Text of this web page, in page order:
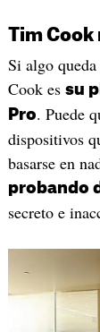
Tim Cook
Si algo
Cook es su
Pro. Puede
dispositivos
basarse en
probando
secreto e